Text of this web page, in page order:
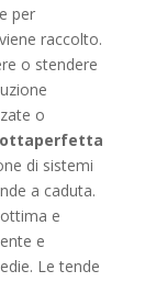
per
raccolto.
o stendere
o
di sistemi
a caduta.
e
e
Le tende